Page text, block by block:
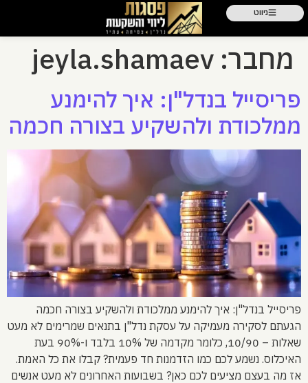
ניווט
מחבר: jeyla.shamaev
פריסייל בנדל"ן: איך להימנע
ממלכודת ולהשקיע בצורה חכמה
פריסייל בנדל"ן: איך להימנע ממלכודת ולהשקיע בצורה חכמה
הגעתם לסקירה מעמיקה על עסקת נדל"ן בתנאים שמרימים לא מעט
שאלות – 10/90, כלומר מקדמה של 10% בלבד ו-90% בעת
האיכלוס. נשמע לכם כמו הזדמנות חד פעמית? קבלו את כל האמת.
אז מה בעצם מציעים לכם כאן? בשבועות האחרונים לא מעט אנשים